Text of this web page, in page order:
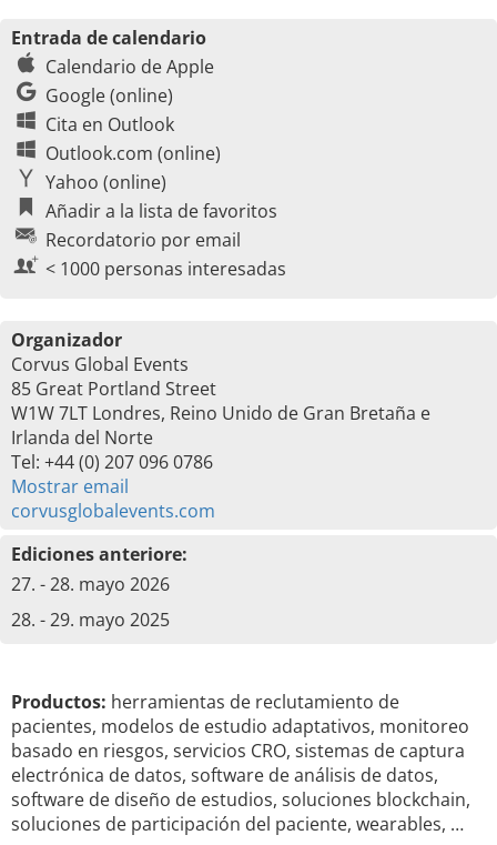
Entrada de calendario
Calendario de Apple
Google (online)
Cita en Outlook
Outlook.com (online)
Yahoo (online)
Añadir a la lista de favoritos
Recordatorio por email
< 1000 personas interesadas
Organizador
Corvus Global Events
85 Great Portland Street
W1W 7LT Londres, Reino Unido de Gran Bretaña e
Irlanda del Norte
Tel: +44 (0) 207 096 0786
Mostrar email
corvusglobalevents.com
Ediciones anteriore:
27. - 28. mayo 2026
28. - 29. mayo 2025
Productos: herramientas de reclutamiento de
pacientes, modelos de estudio adaptativos, monitoreo
basado en riesgos, servicios CRO, sistemas de captura
electrónica de datos, software de análisis de datos,
software de diseño de estudios, soluciones blockchain,
soluciones de participación del paciente, wearables, …